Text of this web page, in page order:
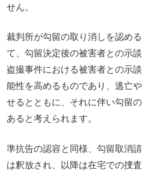
せん。
裁判所が勾留の取り消しを認め
て、勾留決定後の被害者との示
盗撮事件における被害者との示
能性を高めるものであり、逃亡
せるとともに、それに伴い勾留
あると考えられます。
準抗告の認容と同様、勾留取消
は釈放され、以降は在宅での捜